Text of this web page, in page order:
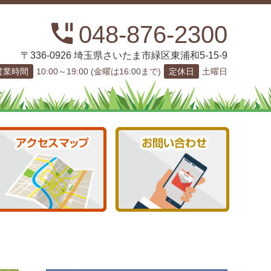
048-876-2300
〒336-0926 埼玉県さいたま市緑区東浦和5-15-9
業時間 10:00～19:00 (金曜は16:00まで) 定休日 土曜日